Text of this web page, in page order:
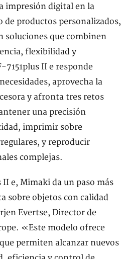
impresión digital en la
de productos personalizados,
soluciones que combinen
flexibilidad y
7151plus II e responde
aprovecha la
y afronta tres retos
una precisión
imprimir sobre
y reproducir
complejas.
II e, Mimaki da un paso más
sobre objetos con calidad
Evertse, Director de
«Este modelo ofrece
permiten alcanzar nuevos